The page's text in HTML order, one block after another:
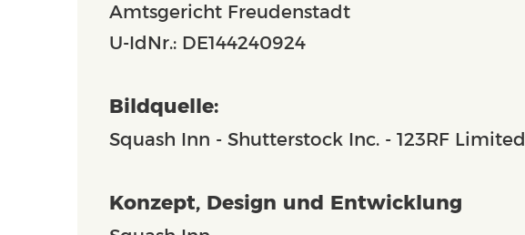
Amtsgericht Freudenstadt
U-IdNr.: DE144240924
Bildquelle:
Squash Inn - Shutterstock Inc. - 123RF Limited
Konzept, Design und Entwicklung